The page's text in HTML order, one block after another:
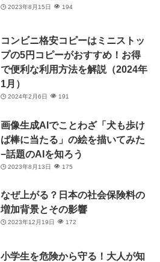
2023年8月15日 194
コンビニ格安コピーはミニストッ
プの5円コピーがおすすめ！お得
で便利な利用方法を解説（2024年
1月）
2024年2月6日 191
画像生成AIでことわざ「犬も歩け
ば棒に当たる」の絵を描いてみた
−話題のAIを知ろう
2023年8月13日 175
なぜ上がる？日本の社会保険料の
増加背景とその影響
2023年12月19日 172
小学生を危険から守る！大人が知